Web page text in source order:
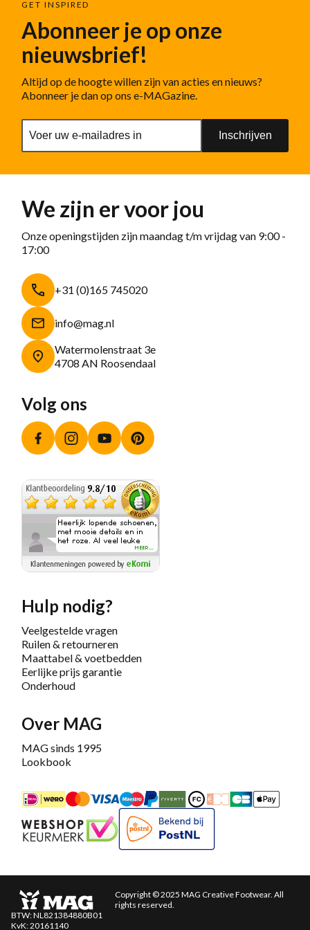
GET INSPIRED
Abonneer je op onze
nieuwsbrief!
Altijd op de hoogte willen zijn van acties en nieuws?
Abonneer je dan op ons e-MAGazine.
Inschrijven
We zijn er voor jou
Onze openingstijden zijn maandag t/m vrijdag van 9:00 -
17:00
+31 (0)165 745020
info@mag.nl
Watermolenstraat 3e
4708 AN Roosendaal
Volg ons
FacebookInstagramYouTube
Hulp nodig?
Veelgestelde vragen
Ruilen & retourneren
Maattabel & voetbedden
Eerlijke prijs garantie
Onderhoud
Over MAG
MAG sinds 1995
Lookbook
iDEALMastercardBancontact
Maestro
PayPalRiverty/Afterpay
FashionCheque
Overboeking
CarteApple
Keurmerk
Copyright © 2025 MAG Creative Footwear. All
rights reserved.
BTW: NL821384880B01
KvK: 20161140